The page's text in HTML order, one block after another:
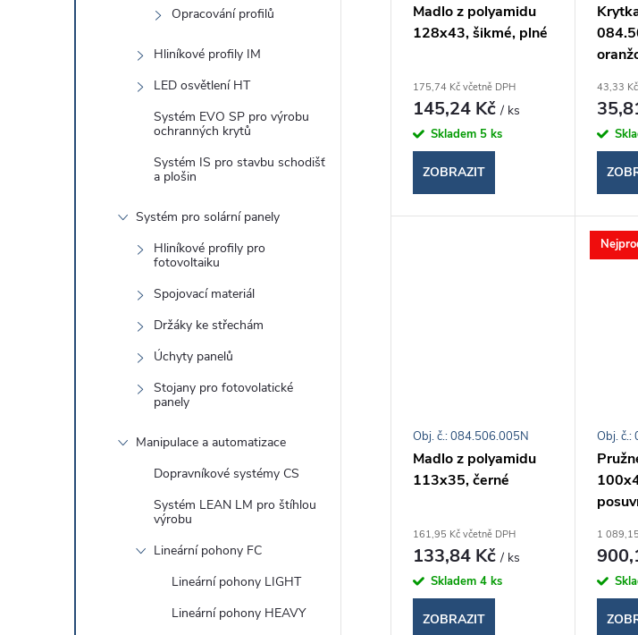
Opracování profilů
Hliníkové profily IM
LED osvětlení HT
Systém EVO SP pro výrobu
ochranných krytů
Systém IS pro stavbu schodišť
a plošin
Systém pro solární panely
Hliníkové profily pro
fotovoltaiku
Spojovací materiál
Držáky ke střechám
Úchyty panelů
Stojany pro fotovolatické
panely
Manipulace a automatizace
Dopravníkové systémy CS
Systém LEAN LM pro štíhlou
výrobu
Lineární pohony FC
Lineární pohony LIGHT
Lineární pohony HEAVY
Madlo z polyamidu
128x43, šikmé, plné
175,74 Kč včetně DPH
145,24 Kč/ ks
Skladem 5 ks
ZOBRAZIT
43,33
Madlo z polyamidu
113x35, černé
161,95 Kč včetně DPH
133,84 Kč/ ks
Skladem 4 ks
ZOBRAZIT
Obj. č.: 084.506.005N
1
Obj. č.: